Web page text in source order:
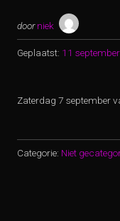
door niek
Geplaatst: 11
Zaterdag 7 september
Categorie: Niet